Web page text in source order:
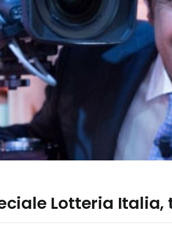
Lotteria